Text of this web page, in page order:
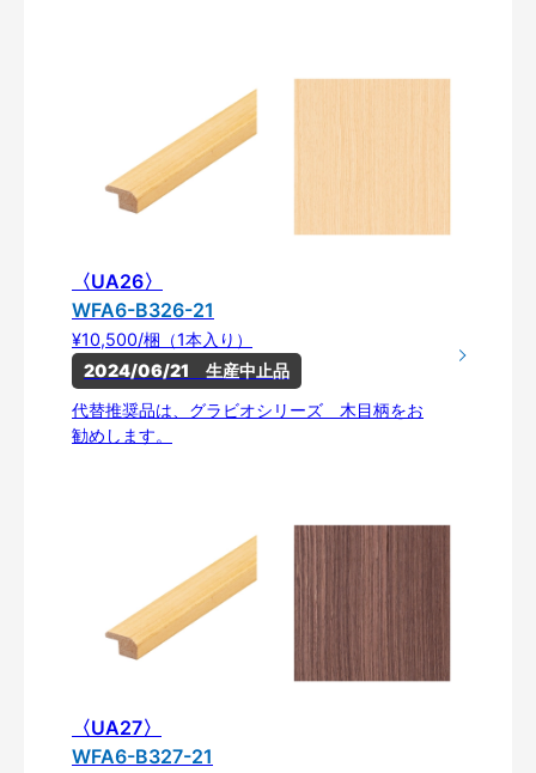
〈UA26〉
WFA6-B326-21
¥10,500/梱（1本入り）
2024/06/21　生産中止品
代替推奨品は、グラビオシリーズ 木目柄をお
勧めします。
〈UA27〉
WFA6-B327-21